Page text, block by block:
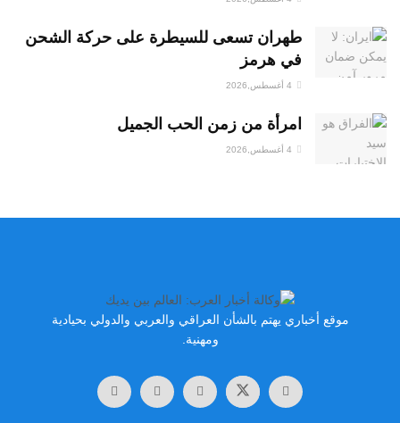
طهران تسعى للسيطرة على حركة الشحن
في هرمز
امرأة من زمن الحب الجميل
موقع أخباري يهتم بالشأن العراقي والعربي والدولي بحيادية
ومهنية.